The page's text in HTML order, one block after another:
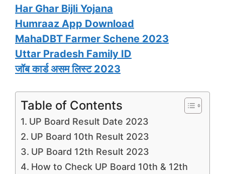
Har Ghar Bijli Yojana
Humraaz App Download
MahaDBT Farmer Schene 2023
Uttar Pradesh Family ID
जॉब कार्ड असम लिस्ट 2023
Table of Contents
UP Board Result Date 2023
UP Board 10th Result 2023
UP Board 12th Result 2023
How to Check UP Board 10th & 12th